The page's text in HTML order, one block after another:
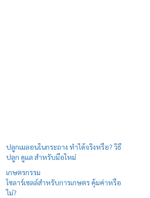
ปลูกเมลอนในกระถาง ทำได้จริงหรือ? วิธี
ปลูก ดูแล สำหรับมือใหม่
เกษตรกรรม
โซลาร์เซลล์สำหรับการเกษตร คุ้มค่าหรือ
ไม่?